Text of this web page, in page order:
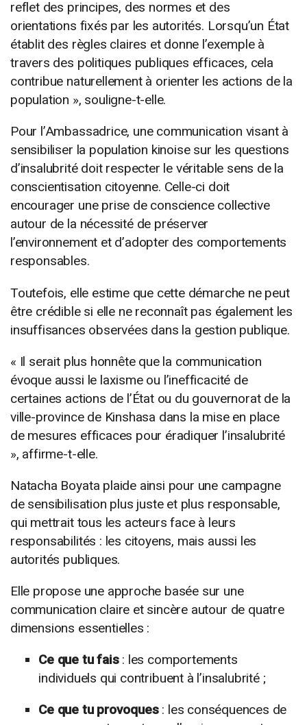
reflet des principes, des normes et des
orientations fixés par les autorités. Lorsqu’un État
établit des règles claires et donne l’exemple à
travers des politiques publiques efficaces, cela
contribue naturellement à orienter les actions de la
population », souligne-t-elle.
Pour l’Ambassadrice, une communication visant à
sensibiliser la population kinoise sur les questions
d’insalubrité doit respecter le véritable sens de la
conscientisation citoyenne. Celle-ci doit
encourager une prise de conscience collective
autour de la nécessité de préserver
l’environnement et d’adopter des comportements
responsables.
Toutefois, elle estime que cette démarche ne peut
être crédible si elle ne reconnaît pas également les
insuffisances observées dans la gestion publique.
« Il serait plus honnête que la communication
évoque aussi le laxisme ou l’inefficacité de
certaines actions de l’État ou du gouvernorat de la
ville-province de Kinshasa dans la mise en place
de mesures efficaces pour éradiquer l’insalubrité
», affirme-t-elle.
Natacha Boyata plaide ainsi pour une campagne
de sensibilisation plus juste et plus responsable,
qui mettrait tous les acteurs face à leurs
responsabilités : les citoyens, mais aussi les
autorités publiques.
Elle propose une approche basée sur une
communication claire et sincère autour de quatre
dimensions essentielles :
Ce que tu fais: les comportements
individuels qui contribuent à l’insalubrité ;
Ce que tu provoques: les conséquences de